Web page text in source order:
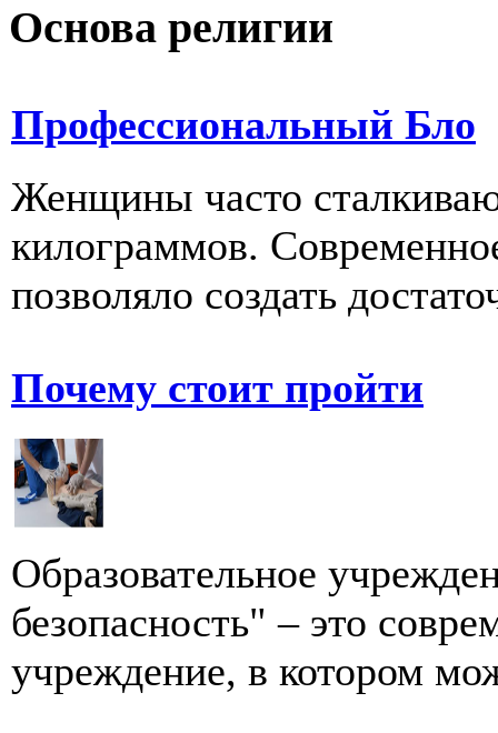
Основа религии
Профессиональный Бло
Женщины часто
килограммов.
позволяло создать
Почему стоит пройти
Образовательное
безопасность" – это
учреждение, в котором